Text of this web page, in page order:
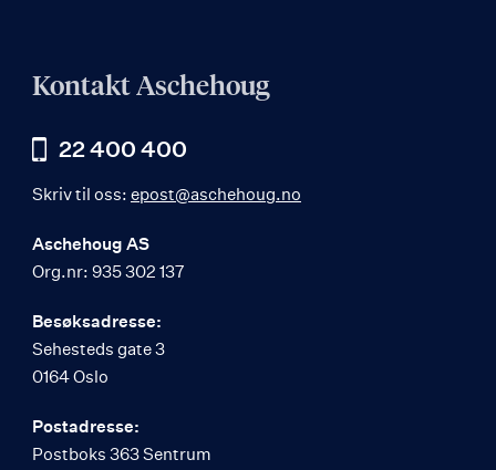
Kontakt Aschehoug
22 400 400
Skriv til oss: epost@aschehoug.no
Aschehoug AS
Org.nr: 935 302 137
Besøksadresse:
Sehesteds gate 3
0164 Oslo
Postadresse:
Postboks 363 Sentrum